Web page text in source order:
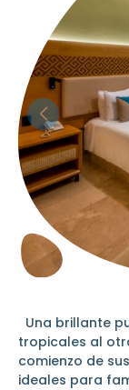
Una brillante
tropicales al
comienzo de
ideales para